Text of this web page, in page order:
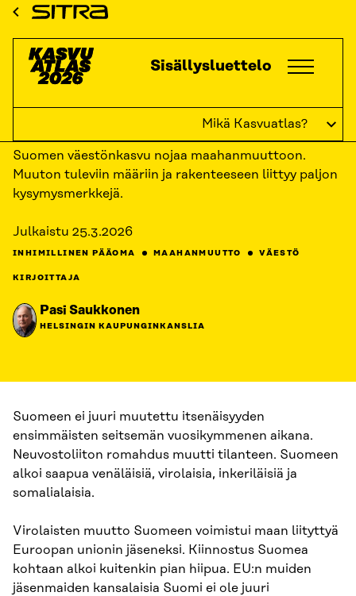
Siirry
sisältöön
Sitra
Kasvuatlas
Mikä Kasvuatlas?
Sisällysluettelo
ETUSIVU KASVUATLAS
Muutosta moottoriksi?
Suomen väestönkasvu nojaa maahanmuuttoon.
Muuton tuleviin määriin ja rakenteeseen liittyy paljon
kysymysmerkkejä.
Julkaistu 25.3.2026
INHIMILLINEN PÄÄOMA MAAHANMUUTTO VÄESTÖ
KIRJOITTAJA
Pasi Saukkonen
HELSINGIN KAUPUNGINKANSLIA
Suomeen ei juuri muutettu itsenäisyyden
ensimmäisten seitsemän vuosikymmenen aikana.
Neuvostoliiton romahdus muutti tilanteen. Suomeen
alkoi saapua venäläisiä, virolaisia, inkeriläisiä ja
somalialaisia.
Virolaisten muutto Suomeen voimistui maan liityttyä
Euroopan unionin jäseneksi. Kiinnostus Suomea
kohtaan alkoi kuitenkin pian hiipua. EU:n muiden
jäsenmaiden kansalaisia Suomi ei ole juuri